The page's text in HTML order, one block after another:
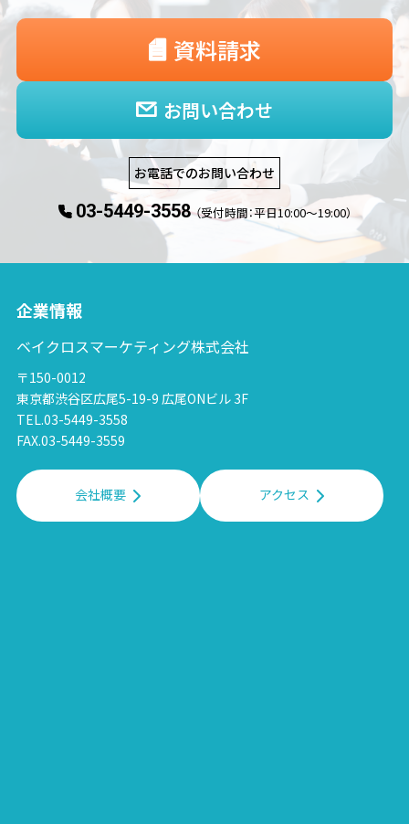
お問い合わせ
資料請求
お電話でのお問い合わせ
03-5449-3558 （受付時間：平日10:00〜19:00）
企業情報
ベイクロスマーケティング株式会社
〒150-0012
東京都渋谷区広尾5-19-9 広尾ONビル 3F
TEL.03-5449-3558
FAX.03-5449-3559
会社概要 アクセス